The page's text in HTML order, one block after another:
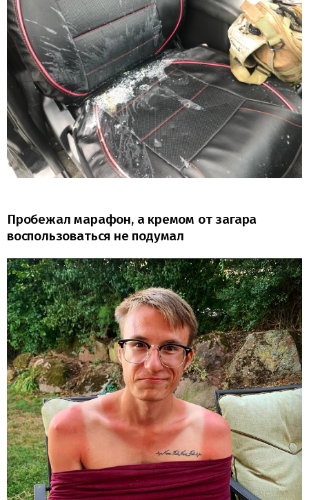
Пробежал марафон, а кремом от загара
воспользоваться не подумал